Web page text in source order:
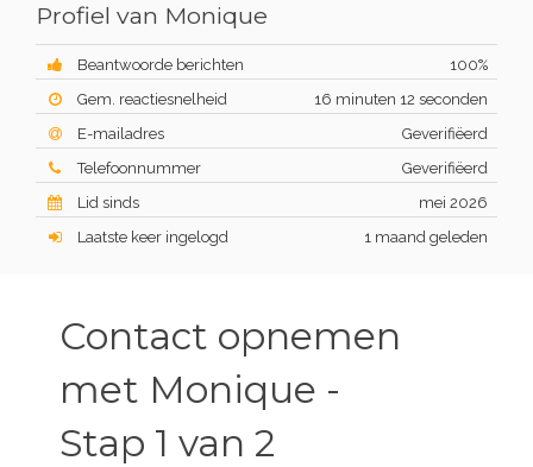
Profiel van Monique
Beantwoorde berichten
100%
Gem. reactiesnelheid
16 minuten 12 seconden
E-mailadres
Geverifiëerd
Telefoonnummer
Geverifiëerd
Lid sinds
mei 2026
Laatste keer ingelogd
1 maand geleden
Contact opnemen
met Monique -
Stap 1 van 2